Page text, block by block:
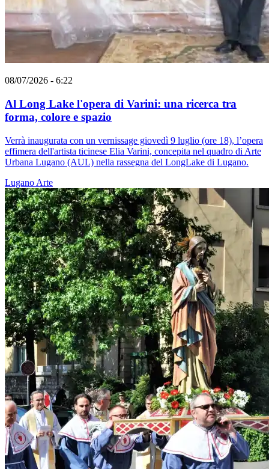
08/07/2026 - 6:22
Al Long Lake l'opera di Varini: una ricerca tra
forma, colore e spazio
Verrà inaugurata con un vernissage giovedì 9 luglio (ore 18), l’opera
effimera dell'artista ticinese Elia Varini, concepita nel quadro di Arte
Urbana Lugano (AUL) nella rassegna del LongLake di Lugano.
Lugano Arte